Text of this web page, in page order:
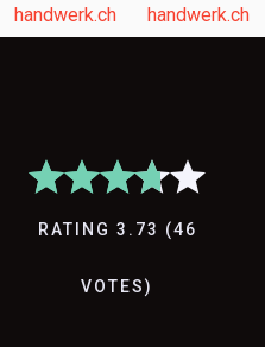
handwerk.ch
handwerk.ch
RATING 3.73 (46
VOTES)